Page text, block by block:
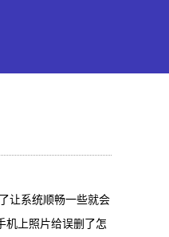
师
让系统顺畅一些就会
机上照片给误删了怎